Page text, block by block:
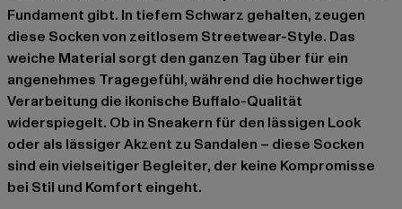
Fundament gibt. In tiefem Schwarz gehalten, zeugen
diese Socken von zeitlosem Streetwear-Style. Das
weiche Material sorgt den ganzen Tag über für ein
angenehmes Tragegefühl, während die hochwertige
Verarbeitung die ikonische Buffalo-Qualität
widerspiegelt. Ob in Sneakern für den lässigen Look
oder als lässiger Akzent zu Sandalen – diese Socken
sind ein vielseitiger Begleiter, der keine Kompromisse
bei Stil und Komfort eingeht.